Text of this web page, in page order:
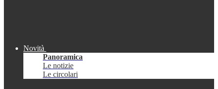
Novità
Panoramica
Le notizie
Le circolari